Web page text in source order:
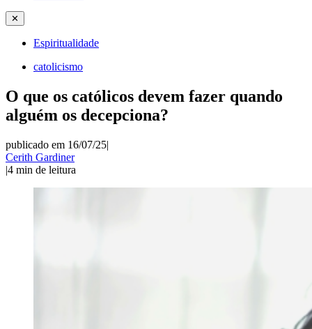
✕
Espiritualidade
catolicismo
O que os católicos devem fazer quando
alguém os decepciona?
publicado em 16/07/25|
Cerith Gardiner
|4 min de leitura